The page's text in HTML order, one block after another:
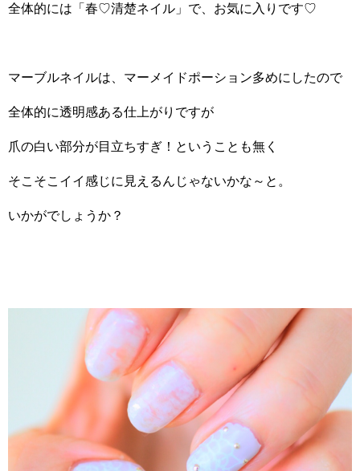
全体的には「春♡清楚ネイル」で、お気に入りです♡
マーブルネイルは、マーメイドポーション多めにしたので
全体的に透明感ある仕上がりですが
爪の白い部分が目立ちすぎ！ということも無く
そこそこイイ感じに見えるんじゃないかな～と。
いかがでしょうか？